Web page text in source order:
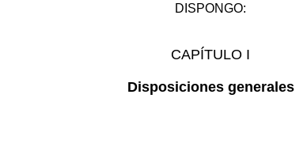
DISPONGO:
CAPÍTULO I
Disposiciones generales